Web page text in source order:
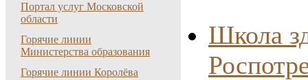
Портал услуг Московской
области
Горячие линии
Министерства образования
Горячие линии Королёва
Школа